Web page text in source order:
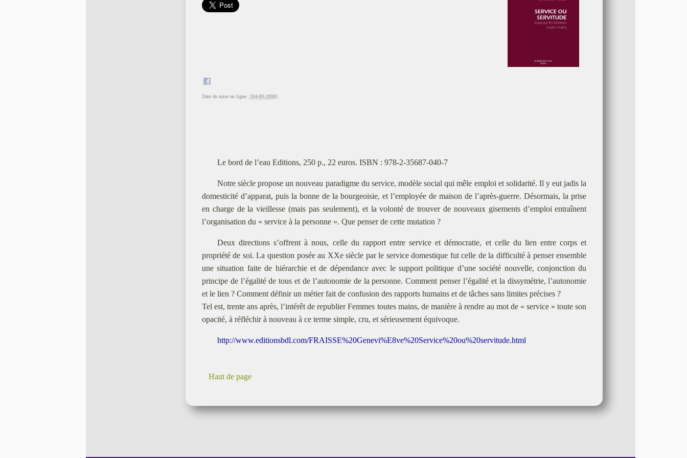
Date de mise en ligne : [04-09-2009]
Le bord de l’eau Editions, 250 p., 22 euros. ISBN : 978-2-35687-040-7
Notre siècle propose un nouveau paradigme du service, modèle social qui mêle emploi et solidarité. Il y eut jadis la
domesticité d’apparat, puis la bonne de la bourgeoisie, et l’employée de maison de l’après-guerre. Désormais, la prise
en charge de la vieillesse (mais pas seulement), et la volonté de trouver de nouveaux gisements d’emploi entraînent
l’organisation du « service à la personne ». Que penser de cette mutation ?
Deux directions s’offrent à nous, celle du rapport entre service et démocratie, et celle du lien entre corps et
propriété de soi. La question posée au XXe siècle par le service domestique fut celle de la difficulté à penser ensemble
une situation faite de hiérarchie et de dépendance avec le support politique d’une société nouvelle, conjonction du
principe de l’égalité de tous et de l’autonomie de la personne. Comment penser l’égalité et la dissymétrie, l’autonomie
et le lien ? Comment définir un métier fait de confusion des rapports humains et de tâches sans limites précises ?
Tel est, trente ans après, l’intérêt de republier Femmes toutes mains, de manière à rendre au mot de « service » toute son
opacité, à réfléchir à nouveau à ce terme simple, cru, et sérieusement équivoque.
http://www.editionsbdl.com/FRAISSE%20Genevi%E8ve%20Service%20ou%20servitude.html
Haut de page